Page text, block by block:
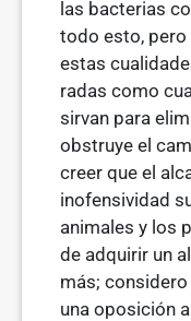
las bacterias
todo esto, pero
estas
radas como
sirvan para
obstruye el
creer que el
inofensividad
animales y los
de adquirir un
más;
una oposición